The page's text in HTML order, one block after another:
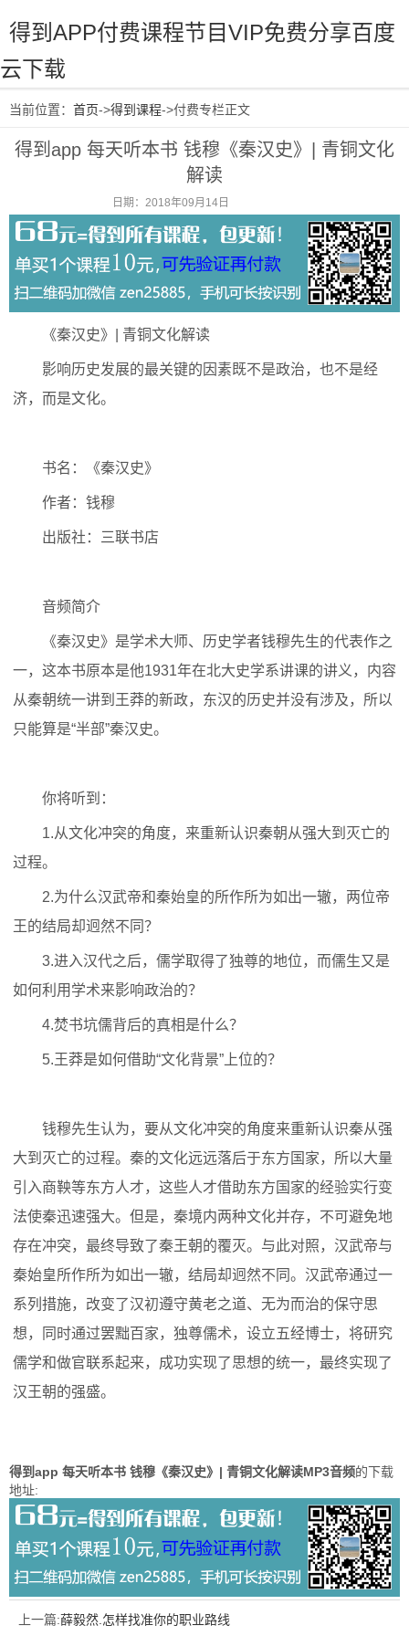
得到APP付费课程节目VIP免费分享百度
云下载
当前位置： 首页->得到课程->付费专栏正文
得到app 每天听本书 钱穆《秦汉史》| 青铜文化
解读
日期：2018年09月14日
《秦汉史》| 青铜文化解读
影响历史发展的最关键的因素既不是政治，也不是经
济，而是文化。
书名：《秦汉史》
作者：钱穆
出版社：三联书店
音频简介
《秦汉史》是学术大师、历史学者钱穆先生的代表作之
一，这本书原本是他1931年在北大史学系讲课的讲义，内容
从秦朝统一讲到王莽的新政，东汉的历史并没有涉及，所以
只能算是“半部”秦汉史。
你将听到：
1.从文化冲突的角度，来重新认识秦朝从强大到灭亡的
过程。
2.为什么汉武帝和秦始皇的所作所为如出一辙，两位帝
王的结局却迥然不同？
3.进入汉代之后，儒学取得了独尊的地位，而儒生又是
如何利用学术来影响政治的？
4.焚书坑儒背后的真相是什么？
5.王莽是如何借助“文化背景”上位的？
钱穆先生认为，要从文化冲突的角度来重新认识秦从强
大到灭亡的过程。秦的文化远远落后于东方国家，所以大量
引入商鞅等东方人才，这些人才借助东方国家的经验实行变
法使秦迅速强大。但是，秦境内两种文化并存，不可避免地
存在冲突，最终导致了秦王朝的覆灭。与此对照，汉武帝与
秦始皇所作所为如出一辙，结局却迥然不同。汉武帝通过一
系列措施，改变了汉初遵守黄老之道、无为而治的保守思
想，同时通过罢黜百家，独尊儒术，设立五经博士，将研究
儒学和做官联系起来，成功实现了思想的统一，最终实现了
汉王朝的强盛。
得到app 每天听本书 钱穆《秦汉史》| 青铜文化解读MP3音频的下载
地址:
上一篇:薛毅然.怎样找准你的职业路线